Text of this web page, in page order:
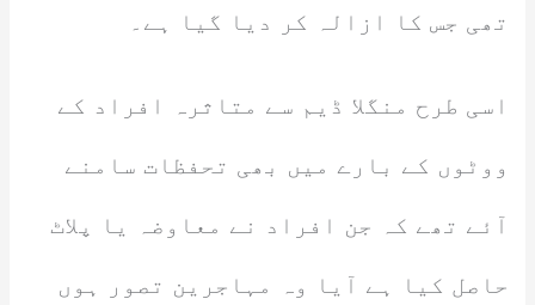
تھی جس کا ازالہ کر دیا گیا ہے۔
اسی طرح منگلا ڈیم سے متاثرہ افراد کے
ووٹوں کے بارے میں بھی تحفظات سامنے
آئے تھے کہ جن افراد نے معاوضہ یا پلاٹ
حاصل کیا ہے آیا وہ مہاجرین تصور ہوں